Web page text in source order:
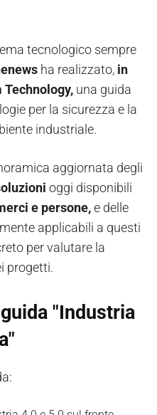
tecnologico sempre
ha realizzato, in
una guida
per la sicurezza e la
industriale.
aggiornata degli
oggi disponibili
e persone,e delle
applicabili a questi
per valutare la
progetti.
"Industria